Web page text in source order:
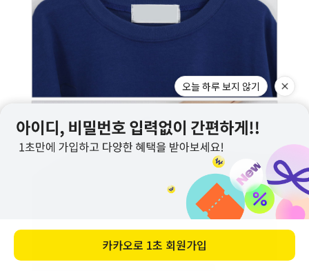
오늘 하루 보지 않기
카카오로 1초 회원가입